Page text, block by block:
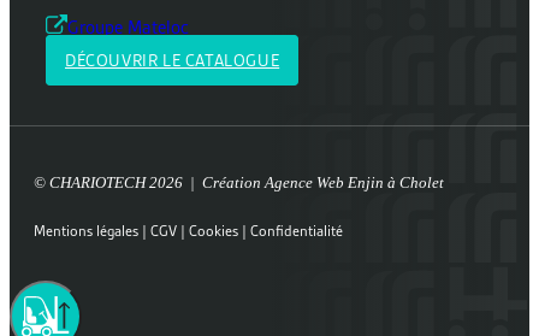
Groupe Mateloc
DÉCOUVRIR LE CATALOGUE
© CHARIOTECH 2026 | Création Agence Web Enjin à Cholet
Mentions légales | CGV | Cookies | Confidentialité